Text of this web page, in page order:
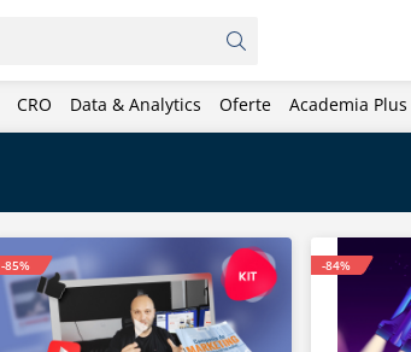
CRO Data & Analytics Oferte Academia Plus
-85% -84%